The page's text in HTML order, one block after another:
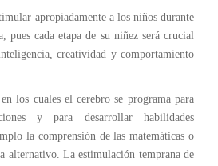
apropiadamente a los niños durante
pues cada etapa de su niñez será crucial
creatividad y comportamiento
los cuales el cerebro se programa para
y para desarrollar habilidades
la comprensión de las matemáticas o
alternativo. La estimulación temprana de